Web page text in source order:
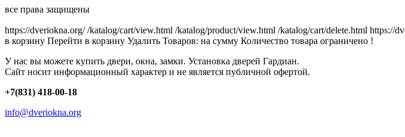
все права защищены
https://dveriokna.org/ /katalog/cart/view.html /katalog/product/view.html /katalog/cart/delete.html https://
в корзину Перейти в корзину Удалить Товаров: на сумму Количество товара ограничено !
У нас вы можете купить двери, окна, замки. Установка дверей Гардиан.
Сайт носит информационный характер и не является публичной офертой.
+7(831) 418-00-18
info@dveriokna.org